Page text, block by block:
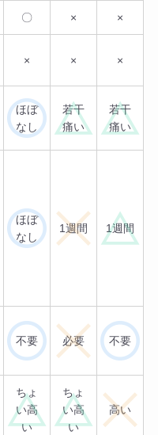
〇 × ×
× × ×
ほぼ
なし
若干
痛い
若干
痛い
ほぼ
なし
1週間 1週間
不要 必要 不要
ちょ
い高
い
ちょ
い高
い
高い